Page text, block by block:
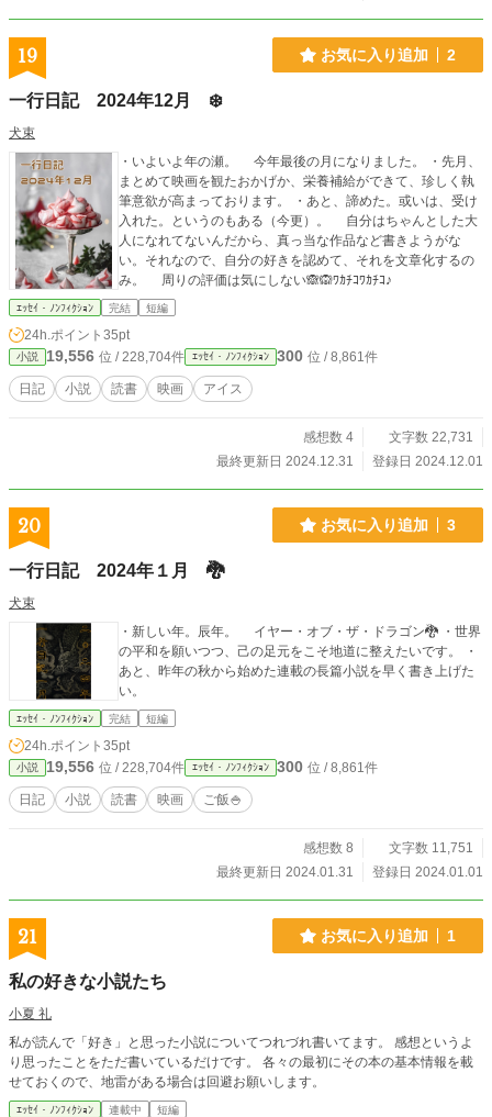
19 お気に入り追加 2
一行日記 2024年12月 ❄️
犬束
・いよいよ年の瀬。 今年最後の月になりました。 ・先月、
まとめて映画を観たおかげか、栄養補給ができて、珍しく執
筆意欲が高まっております。 ・あと、諦めた。或いは、受け
入れた。というのもある（今更）。 自分はちゃんとした大
人になれてないんだから、真っ当な作品など書きようがな
い。それなので、自分の好きを認めて、それを文章化するの
み。 周りの評価は気にしない🙈🙉ﾜｶﾁｺﾜｶﾁｺ♪
ｴｯｾｲ・ﾉﾝﾌｨｸｼｮﾝ 完結 短編
24h.ポイント 35pt
小説 19,556 位 / 228,704件 ｴｯｾｲ・ﾉﾝﾌｨｸｼｮﾝ 300 位 / 8,861件
日記 小説 読書 映画 アイス
感想数 4
文字数 22,731
最終更新日 2024.12.31
登録日 2024.12.01
20 お気に入り追加 3
一行日記 2024年１月 🐉
犬束
・新しい年。辰年。 イヤー・オブ・ザ・ドラゴン🐉 ・世界
の平和を願いつつ、己の足元をこそ地道に整えたいです。 ・
あと、昨年の秋から始めた連載の長篇小説を早く書き上げた
い。
ｴｯｾｲ・ﾉﾝﾌｨｸｼｮﾝ 完結 短編
24h.ポイント 35pt
小説 19,556 位 / 228,704件 ｴｯｾｲ・ﾉﾝﾌｨｸｼｮﾝ 300 位 / 8,861件
日記 小説 読書 映画 ご飯🍚
感想数 8
文字数 11,751
最終更新日 2024.01.31
登録日 2024.01.01
21 お気に入り追加 1
私の好きな小説たち
小夏 礼
私が読んで「好き」と思った小説についてつれづれ書いてます。 感想というよ
り思ったことをただ書いているだけです。 各々の最初にその本の基本情報を載
せておくので、地雷がある場合は回避お願いします。
ｴｯｾｲ・ﾉﾝﾌｨｸｼｮﾝ 連載中 短編